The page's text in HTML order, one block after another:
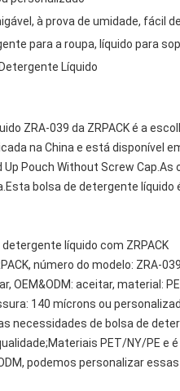
à prova de umidade, fácil
para a roupa, líquido para
Líquido
ZRA-039 da ZRPACK é a
na China e está disponível
Up Pouch Without Screw
bolsa de detergente líquido
líquido com ZRPACK
número do modelo: ZRA-
OEM&ODM: aceitar, material:
140 mícrons ou
necessidades de bolsa de
PET/NY/PE e
podemos personalizar